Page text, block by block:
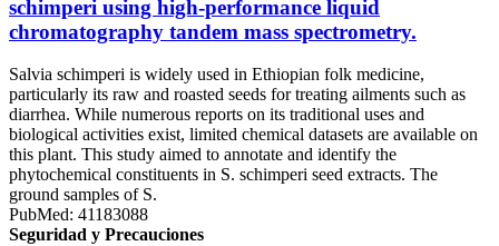
schimperi using high-performance liquid
chromatography tandem mass spectrometry.
Salvia schimperi is widely used in Ethiopian folk medicine,
particularly its raw and roasted seeds for treating ailments such as
diarrhea. While numerous reports on its traditional uses and
biological activities exist, limited chemical datasets are available on
this plant. This study aimed to annotate and identify the
phytochemical constituents in S. schimperi seed extracts. The
ground samples of S.
PubMed: 41183088
Seguridad y Precauciones